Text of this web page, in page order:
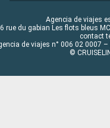
Agencia de viajes
rue du gabian Les flots bleus
contact
de viajes n° 006 02 0007
©